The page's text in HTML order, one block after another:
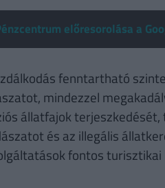
előresorolása a
fenntartható
mindezzel
állatfajok
és az illegális
fontos